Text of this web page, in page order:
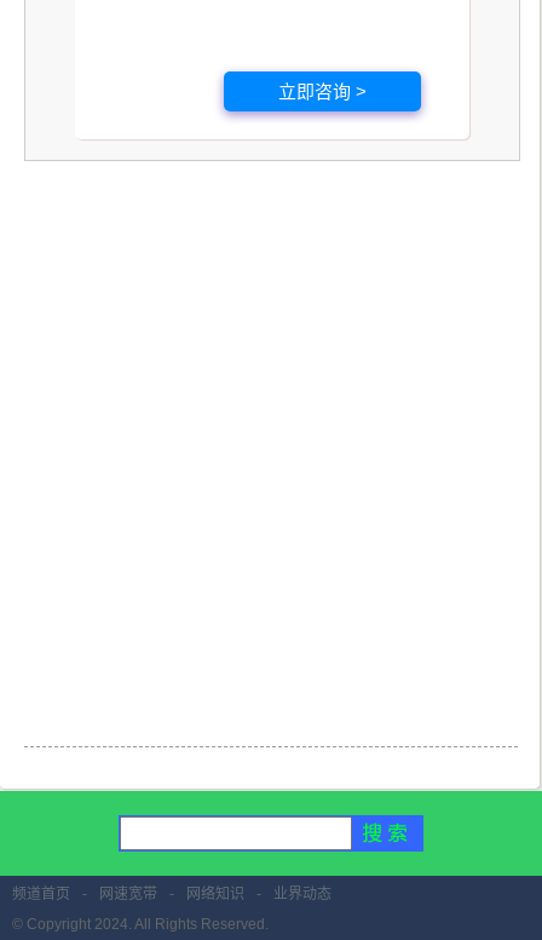
立即咨询 >
频道首页 - 网速宽带 - 网络知识 -
业界动态
© Copyright 2024. All Rights Reserved.